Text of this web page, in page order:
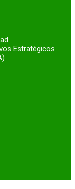
Estratégicos